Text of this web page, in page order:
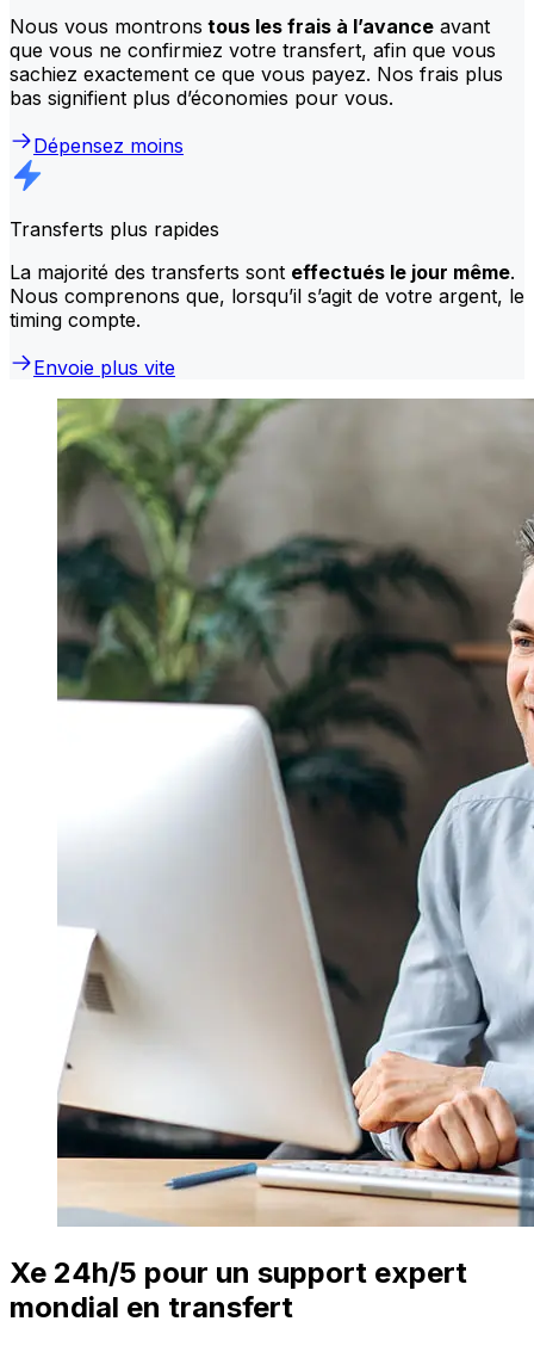
Nous vous montrons tous les frais à l’avance avant
que vous ne confirmiez votre transfert, afin que vous
sachiez exactement ce que vous payez. Nos frais plus
bas signifient plus d’économies pour vous.
Dépensez moins
Transferts plus rapides
La majorité des transferts sont effectués le jour même.
Nous comprenons que, lorsqu’il s’agit de votre argent, le
timing compte.
Envoie plus vite
Xe 24h/5 pour un support expert
mondial en transfert